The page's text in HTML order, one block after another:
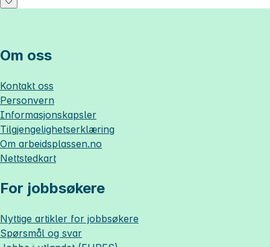
Om oss
Kontakt oss
Personvern
Informasjonskapsler
Tilgjengelighetserklæring
Om arbeidsplassen.no
Nettstedkart
For jobbsøkere
Nyttige artikler for jobbsøkere
Spørsmål og svar